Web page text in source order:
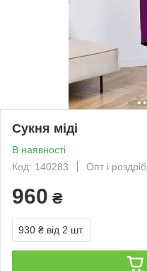
Сукня міді
В наявності
Код: 140283
Опт і роздріб
960 ₴
930 ₴ від 2 шт.